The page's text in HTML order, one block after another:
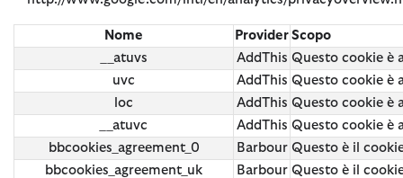
Nome Provider Scopo
__atuvs
AddThis Questo cookie è
uvc
AddThis Questo cookie è
loc
AddThis Questo cookie è
__atuvc
AddThis Questo cookie è
bbcookies_agreement_0
Barbour Questo è il
bbcookies_agreement_uk
Barbour Questo è il